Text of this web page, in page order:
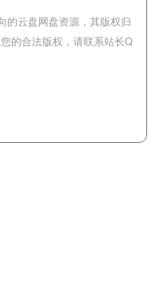
的云盘网盘资源，其版权归
的合法版权，请联系站长Q